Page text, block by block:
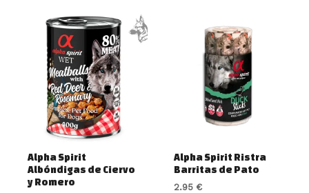
Alpha Spirit
Albóndigas de Ciervo
y Romero
Alpha Spirit Ristra
Barritas de Pato
2.95 €